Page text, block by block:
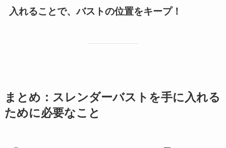
入れることで、バストの位置をキープ！
まとめ：スレンダーバストを手に入れる
ために必要なこと